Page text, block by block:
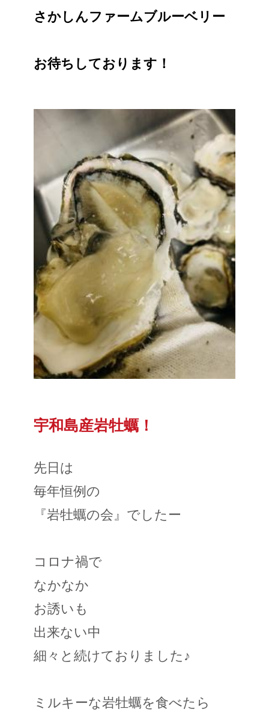
さかしんファームブルーベリー
お待ちしております！
宇和島産岩牡蠣！
先日は
毎年恒例の
『岩牡蠣の会』でしたー
コロナ禍で
なかなか
お誘いも
出来ない中
細々と続けておりました♪
ミルキーな岩牡蠣を食べたら